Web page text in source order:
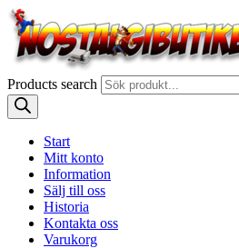
Products search
Start
Mitt konto
Information
Sälj till oss
Historia
Kontakta oss
Varukorg